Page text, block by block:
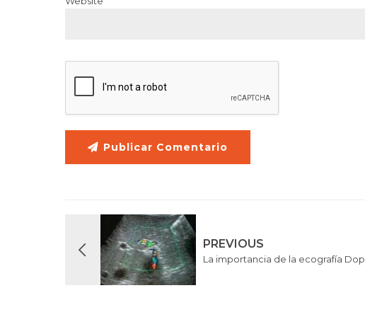
Publicar Comentario
PREVIOUS
La importancia de la ecografía